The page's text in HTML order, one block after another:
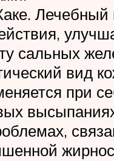
Лечебный
сальных
вид
при